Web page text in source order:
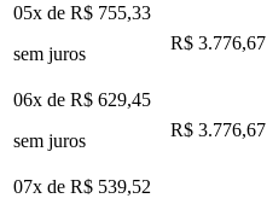
05x de R$ 755,33
sem juros
R$ 3.776,67
06x de R$ 629,45
sem juros
R$ 3.776,67
07x de R$ 539,52